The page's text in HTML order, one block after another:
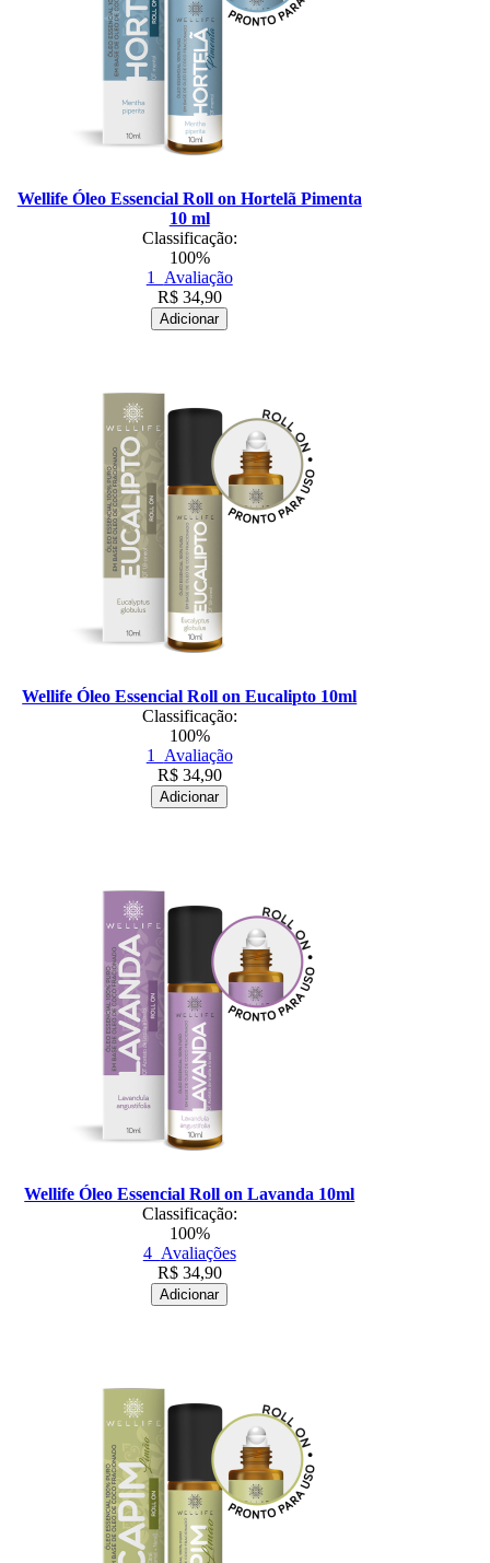
Wellife Óleo Essencial Roll on Hortelã Pimenta
10 ml
Classificação:
100%
1 Avaliação
R$ 34,90
Adicionar
Wellife Óleo Essencial Roll on Eucalipto 10ml
Classificação:
100%
1 Avaliação
R$ 34,90
Adicionar
Wellife Óleo Essencial Roll on Lavanda 10ml
Classificação:
100%
4 Avaliações
R$ 34,90
Adicionar